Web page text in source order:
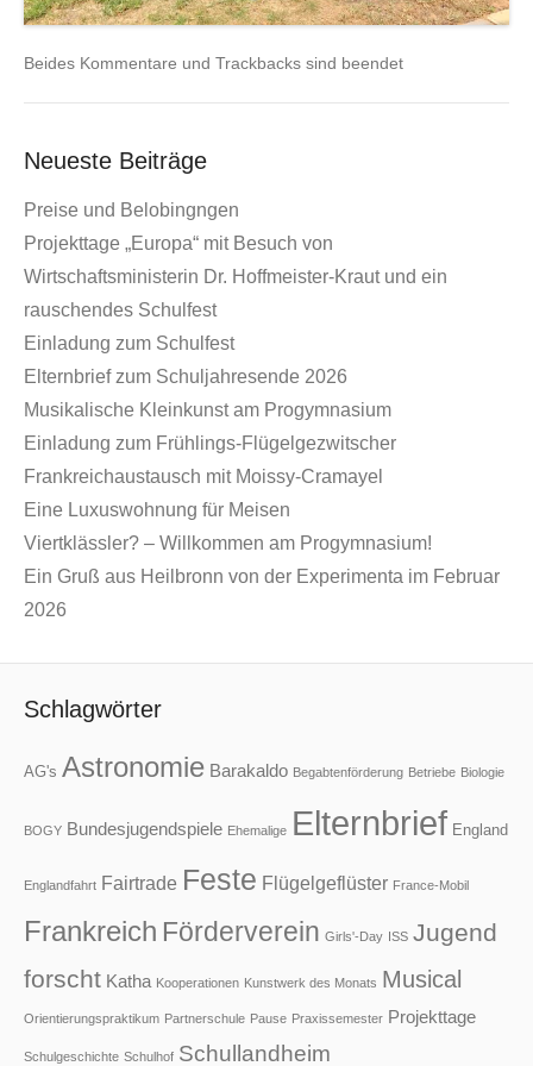
Beides Kommentare und Trackbacks sind beendet
Neueste Beiträge
Preise und Belobingngen
Projekttage „Europa“ mit Besuch von
Wirtschaftsministerin Dr. Hoffmeister-Kraut und ein
rauschendes Schulfest
Einladung zum Schulfest
Elternbrief zum Schuljahresende 2026
Musikalische Kleinkunst am Progymnasium
Einladung zum Frühlings-Flügelgezwitscher
Frankreichaustausch mit Moissy-Cramayel
Eine Luxuswohnung für Meisen
Viertklässler? – Willkommen am Progymnasium!
Ein Gruß aus Heilbronn von der Experimenta im Februar
2026
Schlagwörter
AG's Astronomie Barakaldo Begabtenförderung Betriebe Biologie
BOGY Bundesjugendspiele Ehemalige Elternbrief England
Englandfahrt Fairtrade Feste Flügelgeflüster France-Mobil
Frankreich Förderverein Girls'-Day ISS Jugend
forscht Katha Kooperationen Kunstwerk des Monats Musical
Orientierungspraktikum Partnerschule Pause Praxissemester Projekttage
Schulgeschichte Schulhof Schullandheim